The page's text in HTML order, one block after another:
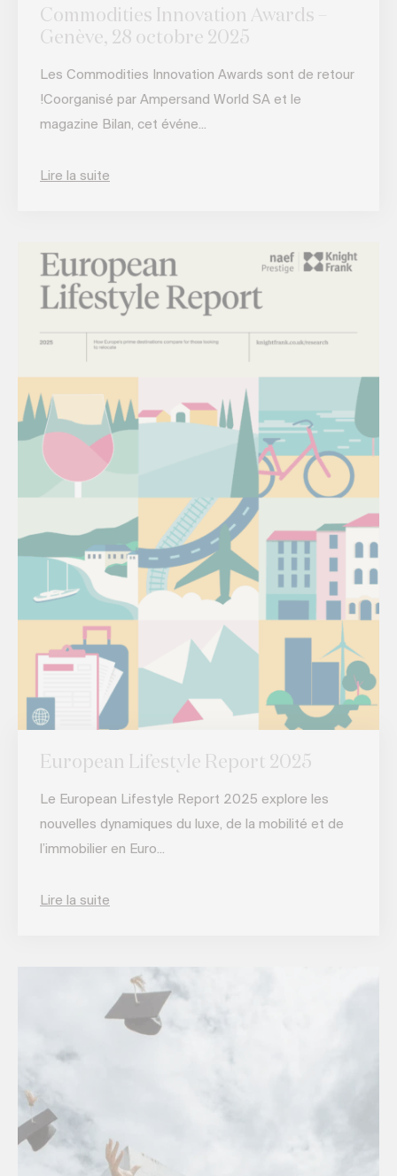
Commodities Innovation Awards –
Genève, 28 octobre 2025
Les Commodities Innovation Awards sont de retour
!Coorganisé par Ampersand World SA et le
magazine Bilan, cet événe...
Lire la suite
European Lifestyle Report 2025
Le European Lifestyle Report 2025 explore les
nouvelles dynamiques du luxe, de la mobilité et de
l’immobilier en Euro...
Lire la suite